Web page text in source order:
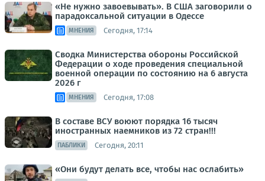
«Не нужно завоевывать». В США заговорили о
парадоксальной ситуации в Одессе
МНЕНИЯ Сегодня, 17:14
Сводка Министерства обороны Российской
Федерации о ходе проведения специальной
военной операции по состоянию на 6 августа
2026 г
МНЕНИЯ Сегодня, 17:08
В составе ВСУ воюют порядка 16 тысяч
иностранных наемников из 72 стран!!!
ПАБЛИКИ Сегодня, 20:11
«Они будут делать все, чтобы нас ослабить»